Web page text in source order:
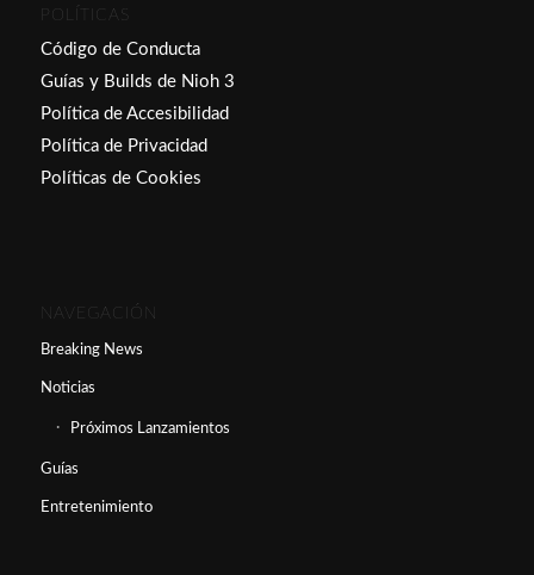
POLÍTICAS
Código de Conducta
Guías y Builds de Nioh 3
Política de Accesibilidad
Política de Privacidad
Políticas de Cookies
NAVEGACIÓN
Breaking News
Noticias
Próximos Lanzamientos
Guías
Entretenimiento